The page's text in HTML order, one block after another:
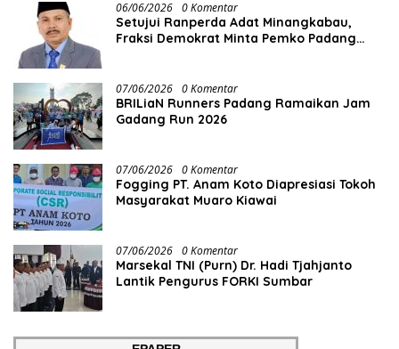
06/06/2026 0 Komentar
Setujui Ranperda Adat Minangkabau,
Fraksi Demokrat Minta Pemko Padang
07/06/2026 0 Komentar
BRILiaN Runners Padang Ramaikan Jam
Gadang Run 2026
07/06/2026 0 Komentar
Fogging PT. Anam Koto Diapresiasi Tokoh
07/06/2026 0 Komentar
Marsekal TNI (Purn) Dr. Hadi Tjahjanto
Lantik Pengurus FORKI Sumbar